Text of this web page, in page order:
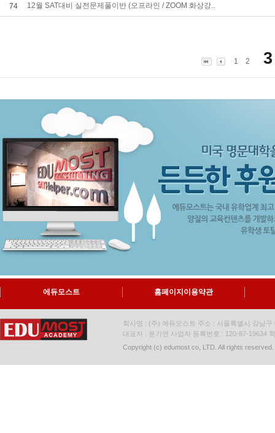
74 12월 SAT대비 실전문제풀이반 (오프라인 / ZOOM 화상강..
1 2
에듀모스트 홈페이지이용약관
회사명 : (주) 에듀모스트 주소 : 서울특별시 강남
대표자 : 윤기연 사업자 등록번호 : 120-87-19634
Copyright (c) edumost co, LTD. All rights reserved.